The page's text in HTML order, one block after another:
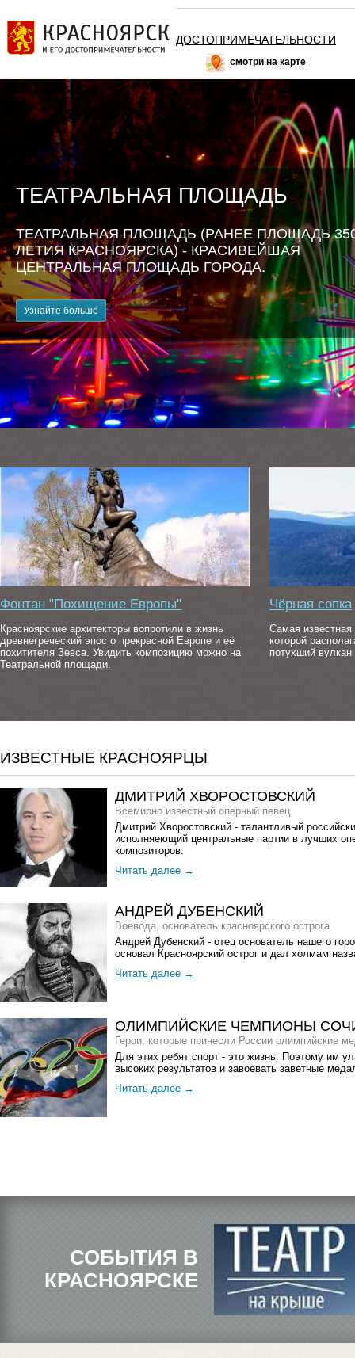
ДОСТОПРИМЕЧАТЕЛЬНОСТИ
смотри на карте
ТЕАТРАЛЬНАЯ ПЛОЩАДЬ
ТЕАТРАЛЬНАЯ ПЛОЩАДЬ (РАНЕЕ ПЛОЩАДЬ
ЛЕТИЯ КРАСНОЯРСКА) - КРАСИВЕЙШАЯ
ЦЕНТРАЛЬНАЯ ПЛОЩАДЬ ГОРОДА.
Узнайте больше
КРАСНОЯРСКАЯ ГЭС
КРАСНОЯРСКАЯ ГИДРОЭЛЕКТРОСТАНЦИЯ
РАСПОЛОЖЕНА НА РЕКЕ ЕНИСЕЙ В
НЕСКОЛЬКИХ КИЛОМЕТРАХ ОТ КРАСНОЯРСКА.
Узнайте больше
КАРТА
ДОСТОПРИМЕЧАТЕЛЬНОСТЕЙ
НОВЫЙ СЕРВИС - КАРТА
ДОСТОПРИМЕЧАТЕЛЬНОСТЕЙ КРАСНОЯРСКА.
ИССЛЕДУЙТЕ С ПОМОЩЬЮ КАРТЫ САМЫЕ
ИНТЕРЕСНЫЕ МЕСТА НАШЕГО ПРЕКРАСНОГО
ГОРОДА!
Узнайте больше
Фонтан "Похищение Европы"
Красноярские архитекторы вопротили в жизнь
древнегреческий эпос о прекрасной Европе и её
похитителя Зевса. Увидить композицию можно на
Театральной площади.
Чёрная сопка
Самая известная
которой
потухший
ИЗВЕСТНЫЕ КРАСНОЯРЦЫ
ДМИТРИЙ ХВОРОСТОВСКИЙ
Всемирно известный оперный певец
Дмитрий Хворостовский - талантливый
исполняеющий центральные партии в лучших
композиторов.
Читать далее
АНДРЕЙ ДУБЕНСКИЙ
Воевода, основатель красноярского острога
Андрей Дубенский - отец основатель нашего
основал Красноярский острог и дал холмам
Читать далее
ОЛИМПИЙСКИЕ ЧЕМПИОНЫ СОЧИ
Герои, которые принесли России олимпийские
Для этих ребят спорт - это жизнь. Поэтому им
высоких результатов и завоевать заветные
Читать далее
СОБЫТИЯ В
КРАСНОЯРСКЕ